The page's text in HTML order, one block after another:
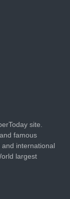
site.
famous
international
largest